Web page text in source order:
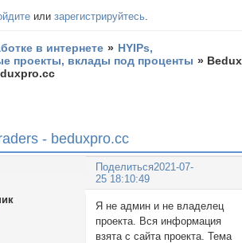
илизарегистрируйтесь
в интернете » HYIPs,
проекты, вклады под проценты » Bedux
- beduxpro.cc
Поделиться2021-07-
25 18:10:49
Я не админ и не владелец
проекта. Вся информация
взята с сайта проекта. Тема